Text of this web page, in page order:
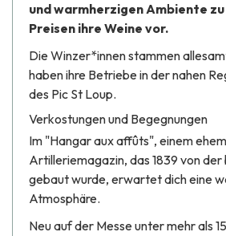
und warmherzigen Ambiente
Preisen ihre Weine vor.
Die Winzer*innen stammen
haben ihre Betriebe in der nahen
des Pic St Loup.
Verkostungen und Begegnungen
Im "Hangar aux affûts", einem
Artilleriemagazin, das 1839 von
gebaut wurde, erwartet dich eine
Atmosphäre.
Neu auf der Messe unter mehr als